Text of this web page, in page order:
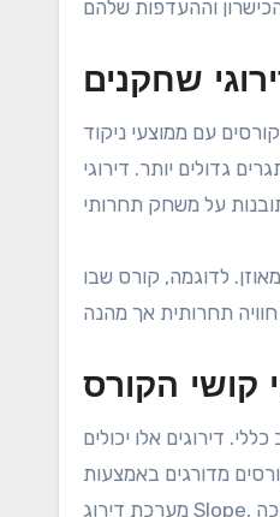
שחקנים
עם ממוצעי ניקוד
גדולים יותר. דירוגי
לדוגמה, קורס שבו
קושי הקורס
דירוגים אלו יכולים
מדורגים באמצעות